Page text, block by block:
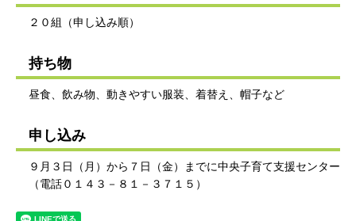
２０組（申し込み順）
持ち物
昼食、飲み物、動きやすい服装、着替え、帽子など
申し込み
９月３日（月）から７日（金）までに中央子育て支援センター
（電話０１４３－８１－３７１５）